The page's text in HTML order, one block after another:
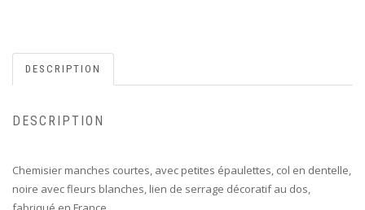
DESCRIPTION
DESCRIPTION
Chemisier manches courtes, avec petites épaulettes, col en dentelle,
noire avec fleurs blanches, lien de serrage décoratif au dos,